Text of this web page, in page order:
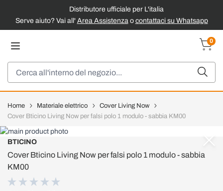
Distributore ufficiale per L'italia
Serve aiuto? Vai all' Area Assistenzao contattaci su Whatsapp
0
Home Materiale elettrico
Cover Living Now
Cover Bticino Living Now per falsi polo 1 modulo - sabbia KM00
BTICINO
Cover Bticino Living Now per falsi polo 1 modulo - sabbia
KM00